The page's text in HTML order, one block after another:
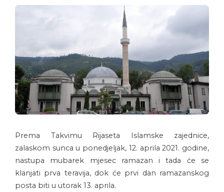
Prema Takvimu Rijaseta Islamske zajednice,
zalaskom sunca u ponedjeljak, 12. aprila 2021. godine,
nastupa mubarek mjesec ramazan i tada će se
klanjati prva teravija, dok će prvi dan ramazanskog
posta biti u utorak 13. aprila.